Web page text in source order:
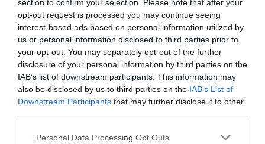
section to confirm your selection. Please note that after your
opt-out request is processed you may continue seeing
interest-based ads based on personal information utilized by
us or personal information disclosed to third parties prior to
your opt-out. You may separately opt-out of the further
disclosure of your personal information by third parties on the
IAB’s list of downstream participants. This information may
also be disclosed by us to third parties on the IAB’s List of
Downstream Participants that may further disclose it to other
Personal Data Processing Opt Outs
και η αεροπορική σύνδεση της Jet2 από το Εδιμβούργο
της Σκωτίας με την Καλαμάτα από τις 6 Μαΐου.
Στην προσεχή σεζόν επενδύει και η Discover Airlines,
θυγατρική της Lufthansa. Στο πλαίσιο αυτό η
αεροπορική επεκτείνει το πρόγραμμά της από τη
Φρανκφούρτη, εντάσσοντας την Καλαμάτα στα νέα